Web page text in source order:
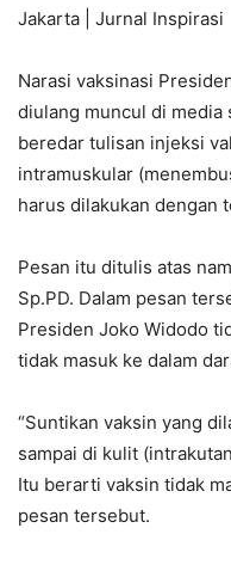
Jakarta | Jurnal Inspirasi
Narasi vaksinasi
diulang muncul di media
beredar tulisan injeksi
intramuskular
harus dilakukan dengan
Pesan itu ditulis atas
Sp.PD. Dalam pesan
Presiden Joko Widodo
tidak masuk ke dalam
“Suntikan vaksin yang
sampai di kulit
Itu berarti vaksin tidak
pesan tersebut.